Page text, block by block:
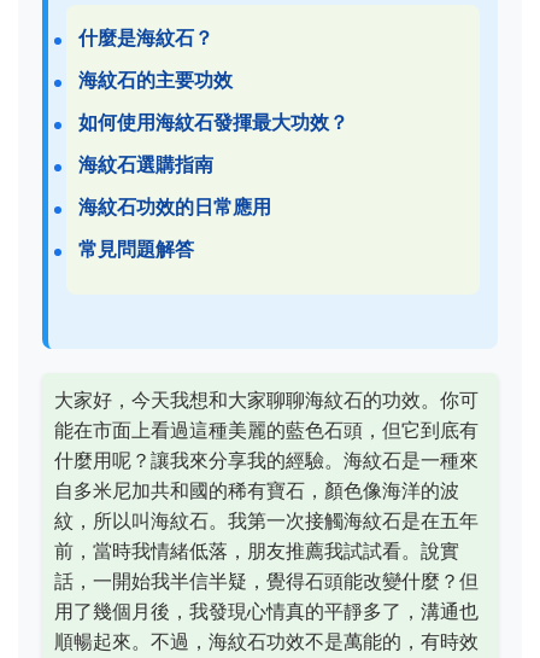
什麼是海紋石？
海紋石的主要功效
如何使用海紋石發揮最大功效？
海紋石選購指南
海紋石功效的日常應用
常見問題解答
大家好，今天我想和大家聊聊海紋石的功效。你可
能在市面上看過這種美麗的藍色石頭，但它到底有
什麼用呢？讓我來分享我的經驗。海紋石是一種來
自多米尼加共和國的稀有寶石，顏色像海洋的波
紋，所以叫海紋石。我第一次接觸海紋石是在五年
前，當時我情緒低落，朋友推薦我試試看。說實
話，一開始我半信半疑，覺得石頭能改變什麼？但
用了幾個月後，我發現心情真的平靜多了，溝通也
順暢起來。不過，海紋石功效不是萬能的，有時效